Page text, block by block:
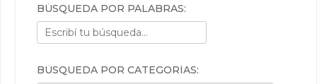
BÚSQUEDA POR PALABRAS:
BÚSQUEDA POR CATEGORÍAS: